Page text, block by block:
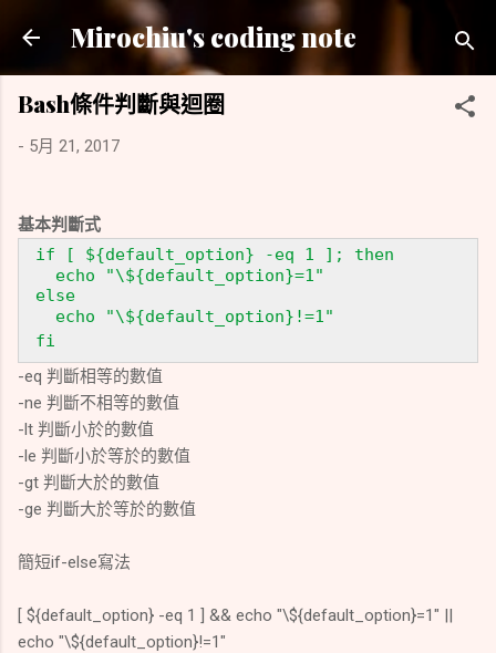
跳到主要內容
Mirochiu's coding note
Bash條件判斷與迴圈
- 5月 21, 2017
基本判斷式
if [ ${default_option} -eq 1 ]; then
echo "\${default_option}=1"
else
echo "\${default_option}!=1"
fi
-eq 判斷相等的數值
-ne 判斷不相等的數值
-lt 判斷小於的數值
-le 判斷小於等於的數值
-gt 判斷大於的數值
-ge 判斷大於等於的數值
簡短if-else寫法
[ ${default_option} -eq 1 ] && echo "\${default_option}=1" ||
echo "\${default_option}!=1"